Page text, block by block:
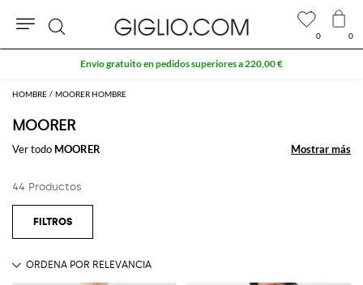
HOMBRE MOORER HOMBRE
MOORER
Ver todo MOORER Mostrar más
Mostrar más
44 Productos
0 0
Buscar
10 % extra en REBAJAS